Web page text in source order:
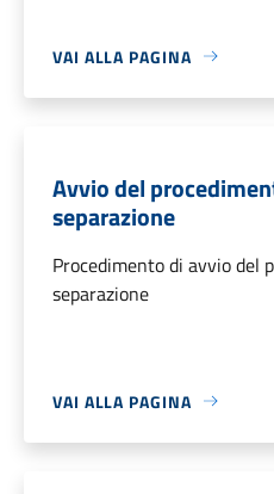
VAI ALLA PAGINA
Avvio del
separazione
Procedimento di avvio del
separazione
VAI ALLA PAGINA